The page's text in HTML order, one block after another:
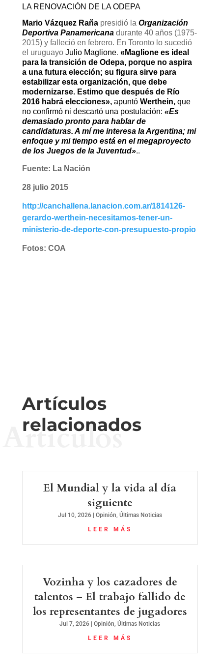
LA RENOVACIÓN DE LA ODEPA
Mario Vázquez Rañapresidió la Organización
Deportiva Panamericanadurante 40 años (1975-
2015) y falleció en febrero. En Toronto lo sucedió
el uruguayo Julio Maglione. «Maglione es ideal
para la transición de Odepa, porque no aspira
a una futura elección; su figura sirve para
estabilizar esta organización, que debe
modernizarse. Estimo que después de Río
2016 habrá elecciones»,apuntó Werthein,que
no confirmó ni descartó una postulación: «Es
demasiado pronto para hablar de
candidaturas. A mí me interesa la Argentina; mi
enfoque y mi tiempo está en el megaproyecto
de los Juegos de la Juventud»..
Fuente: La Nación
28 julio 2015
http://canchallena.lanacion.com.ar/1814126-
gerardo-werthein-necesitamos-tener-un-
ministerio-de-deporte-con-presupuesto-propio
Fotos: COA
Artículos
relacionados
Artículos
El Mundial y la vida al día
siguiente
Jul 10, 2026| Opinión Últimas Noticias
LEER MÁS
Vozinha y los cazadores de
talentos – El trabajo fallido de
los representantes de jugadores
Jul 7, 2026 |Opinión,Últimas Noticias
LEER MÁS